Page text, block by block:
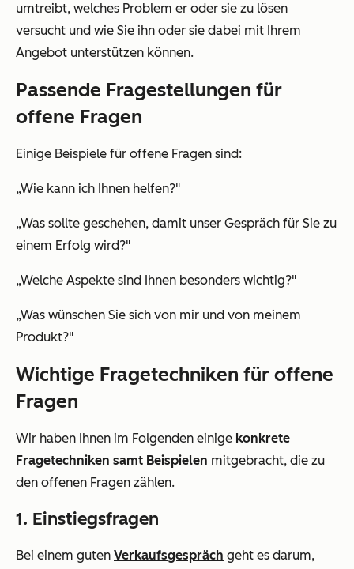
umtreibt, welches Problem er oder sie zu lösen
versucht und wie Sie ihn oder sie dabei mit Ihrem
Angebot unterstützen können.
Passende Fragestellungen für
offene Fragen
Einige Beispiele für offene Fragen sind:
„Wie kann ich Ihnen helfen?"
„Was sollte geschehen, damit unser Gespräch für Sie zu
einem Erfolg wird?"
„Welche Aspekte sind Ihnen besonders wichtig?"
„Was wünschen Sie sich von mir und von meinem
Produkt?"
Wichtige Fragetechniken für offene
Fragen
Wir haben Ihnen im Folgenden einige konkrete
Fragetechniken samt Beispielen mitgebracht, die zu
den offenen Fragen zählen.
1. Einstiegsfragen
Bei einem guten Verkaufsgespräch geht es darum,